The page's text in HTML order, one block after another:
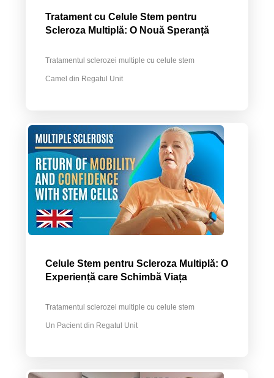
Tratament cu Celule Stem pentru
Scleroza Multiplă: O Nouă Speranță
Tratamentul sclerozei multiple cu celule stem
Camel din Regatul Unit
Celule Stem pentru Scleroza Multiplă: O
Experiență care Schimbă Viața
Tratamentul sclerozei multiple cu celule stem
Un Pacient din Regatul Unit